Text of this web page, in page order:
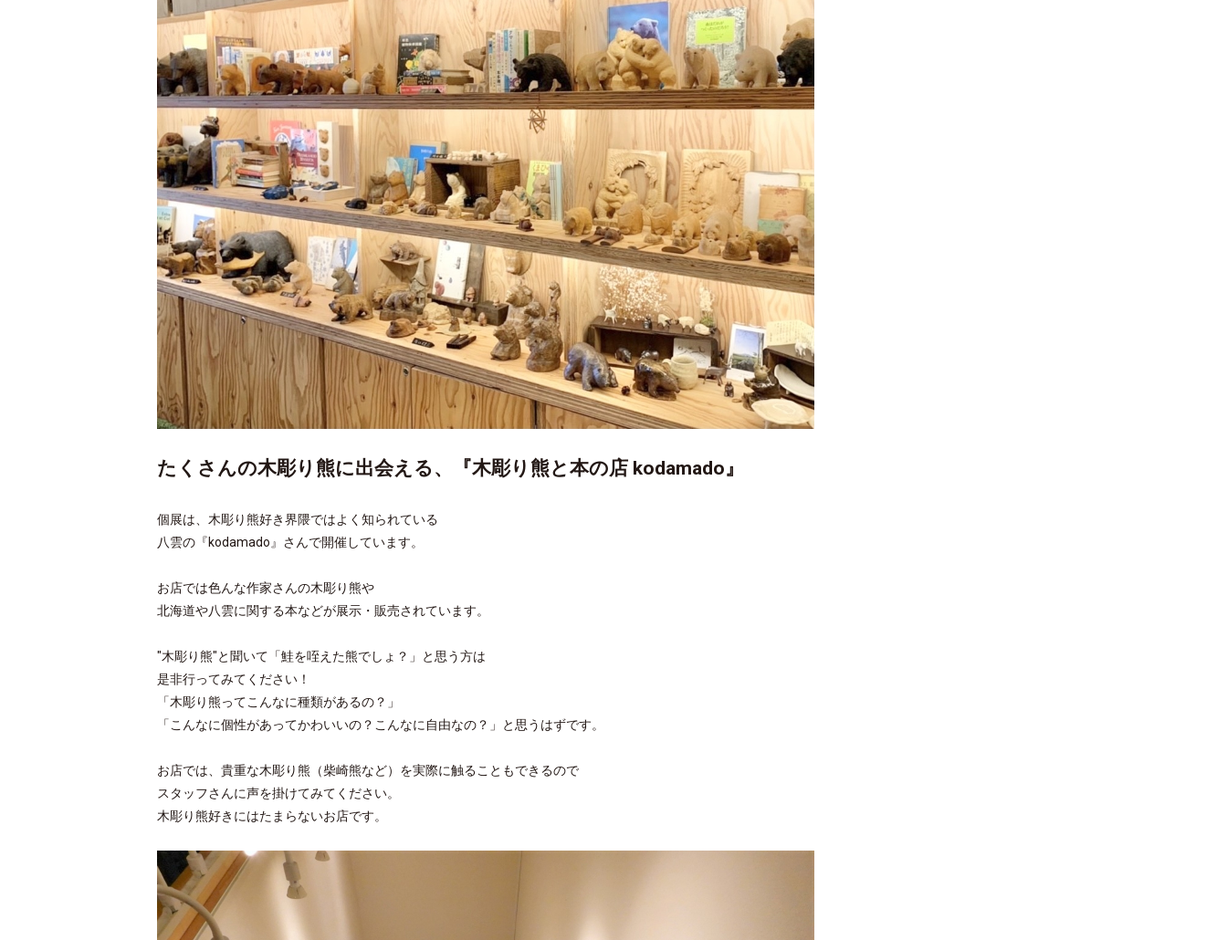
たくさんの木彫り熊に出会える、『木彫り熊と本の店 kodamado』
個展は、木彫り熊好き界隈ではよく知られている
八雲の『kodamado』さんで開催しています。
お店では色んな作家さんの木彫り熊や
北海道や八雲に関する本などが展示・販売されています。
"木彫り熊"と聞いて「鮭を咥えた熊でしょ？」と思う方は
是非行ってみてください！
「木彫り熊ってこんなに種類があるの？」
「こんなに個性があってかわいいの？こんなに自由なの？」と思うはずです。
お店では、貴重な木彫り熊（柴崎熊など）を実際に触ることもできるので
スタッフさんに声を掛けてみてください。
木彫り熊好きにはたまらないお店です。